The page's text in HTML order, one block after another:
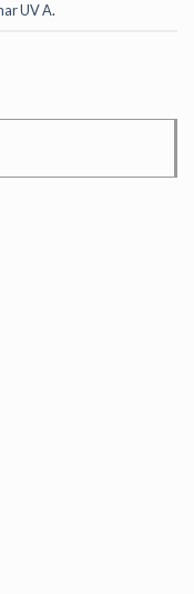
UV A.